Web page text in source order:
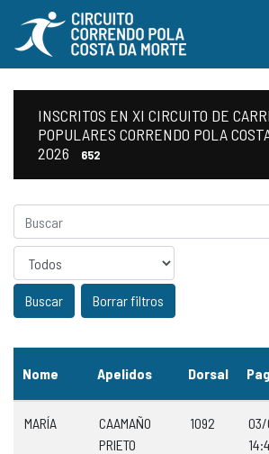
INSCRITOS EN XI CIRCUITO DE
POPULARES CORRENDO POLA
2026
652
Sexo
Borrar filtros
Nome Apelidos Dorsal
MARÍA
CAAMAÑO
PRIETO
1092